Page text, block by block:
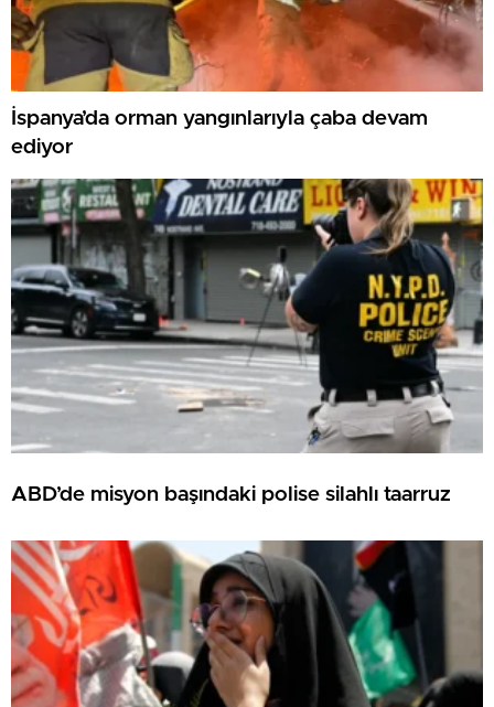
İspanya’da orman yangınlarıyla çaba devam
ediyor
ABD’de misyon başındaki polise silahlı taarruz